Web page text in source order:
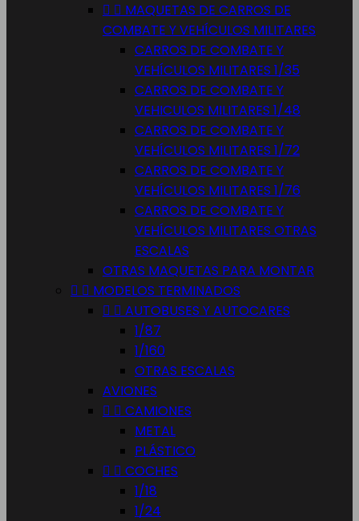
  MAQUETAS DE CARROS DE
COMBATE Y VEHÍCULOS MILITARES
CARROS DE COMBATE Y
VEHÍCULOS MILITARES 1/35
CARROS DE COMBATE Y
VEHICULOS MILITARES 1/48
CARROS DE COMBATE Y
VEHÍCULOS MILITARES 1/72
CARROS DE COMBATE Y
VEHÍCULOS MILITARES 1/76
CARROS DE COMBATE Y
VEHÍCULOS MILITARES OTRAS
ESCALAS
OTRAS MAQUETAS PARA MONTAR
  MODELOS TERMINADOS
  AUTOBUSES Y AUTOCARES
1/87
1/160
OTRAS ESCALAS
AVIONES
  CAMIONES
METAL
PLÁSTICO
  COCHES
1/18
1/24